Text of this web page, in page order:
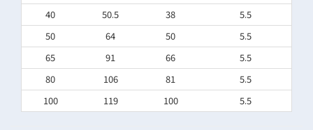
40
50.5 38
5.5
50
64 50
5.5
65
91 66
5.5
80
106 81
5.5
100
119 100 5.5